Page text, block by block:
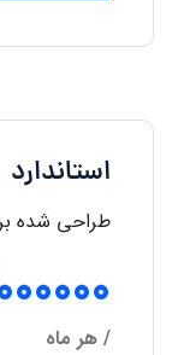
استاندارد
طراحی شده
9000000
/ هر ماه